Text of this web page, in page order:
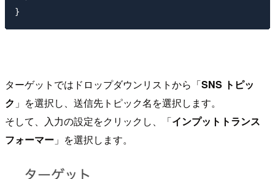
ターゲットではドロップダウンリストから「SNS トピッ
ク 」を選択し、送信先トピック名を選択します。
そして、入力の設定をクリックし、「インプットトランス
フォーマー 」を選択します。